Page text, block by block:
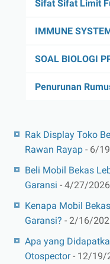
Sifat Sifat Limit
IMMUNE
SOAL BIOLOGI
Penurunan
Rak Display Toko
Rawan Rayap - 6/
Beli Mobil Bekas
Garansi - 4/27/2026
Kenapa Mobil
Garansi? - 2/16/
Apa yang
Otospector- 12/19/